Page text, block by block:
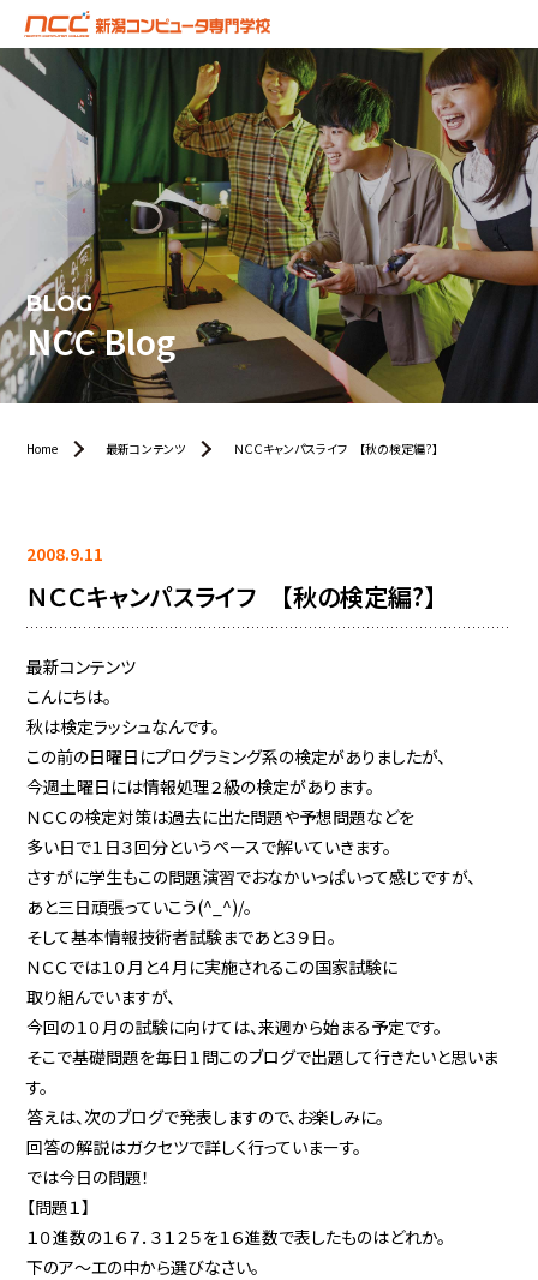
BLOG
NCC Blog
Home 最新コンテンツ ＮＣＣキャンパスライフ 【秋の検定編?】
2008.9.11
ＮＣＣキャンパスライフ 【秋の検定編?】
最新コンテンツ
こんにちは。
秋は検定ラッシュなんです。
この前の日曜日にプログラミング系の検定がありましたが、
今週土曜日には情報処理２級の検定があります。
ＮＣＣの検定対策は過去に出た問題や予想問題などを
多い日で１日３回分というペースで解いていきます。
さすがに学生もこの問題演習でおなかいっぱいって感じですが、
あと三日頑張っていこう(^_^)/。
そして基本情報技術者試験まであと３９日。
ＮＣＣでは１０月と４月に実施されるこの国家試験に
取り組んでいますが、
今回の１０月の試験に向けては、来週から始まる予定です。
そこで基礎問題を毎日１問このブログで出題して行きたいと思いま
す。
答えは、次のブログで発表しますので、お楽しみに。
回答の解説はガクセツで詳しく行っていまーす。
では今日の問題！
【問題１】
１０進数の１６７．３１２５を１６進数で表したものはどれか。
下のア〜エの中から選びなさい。